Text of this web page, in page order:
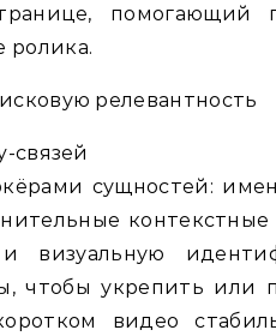
помогающий
ролика.
релевантность
связей
сущностей:
контекстные
визуальную
чтобы укрепить или
видео